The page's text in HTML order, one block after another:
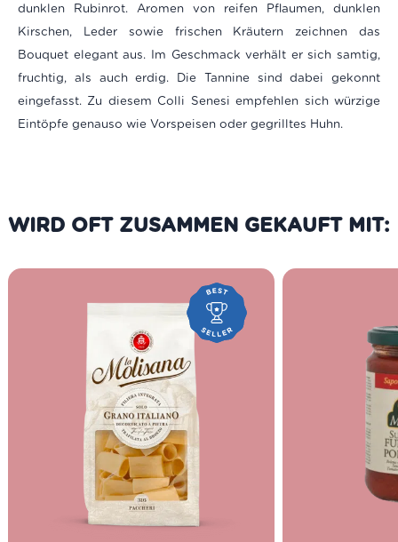
dunklen Rubinrot. Aromen von reifen Pflaumen, dunklen
Kirschen, Leder sowie frischen Kräutern zeichnen das
Bouquet elegant aus. Im Geschmack verhält er sich samtig,
fruchtig, als auch erdig. Die Tannine sind dabei gekonnt
eingefasst. Zu diesem Colli Senesi empfehlen sich würzige
Eintöpfe genauso wie Vorspeisen oder gegrilltes Huhn.
WIRD OFT ZUSAMMEN GEKAUFT MIT: